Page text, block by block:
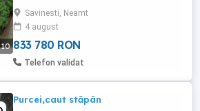
10
beton armat), caramida eficienta de 30 cm
si polistiren expandat de 10 cm pe peretii
exteriori ...
Savinesti, Neamt
4 august
833 780 RON
Telefon validat
Purcei,caut stăpân